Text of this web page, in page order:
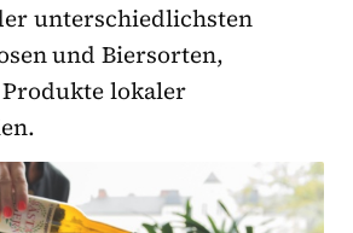
unterschiedlichsten
und Biersorten,
lokaler